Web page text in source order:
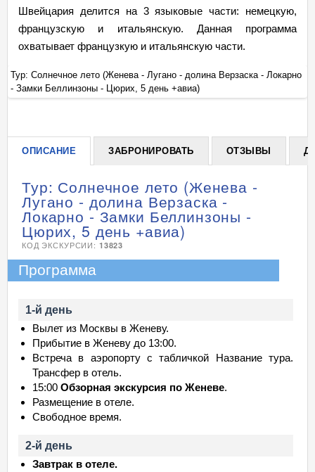
Швейцария делится на 3 языковые части: немецкую,
французскую и итальянскую. Данная программа
охватывает французкую и итальянскую части.
+
Тур: Солнечное лето (Женева - Лугано - долина Верзаска - Локарно
- Замки Беллинзоны - Цюрих, 5 день +авиа)
ОПИСАНИЕ ЗАБРОНИРОВАТЬ ОТЗЫВЫ
Тур: Солнечное лето (Женева -
Лугано - долина Верзаска -
Локарно - Замки Беллинзоны -
Цюрих, 5 день +авиа)
КОД ЭКСКУРСИИ: 13823
Программа
1-й день
Вылет из Москвы в Женеву.
Прибытие в Женеву до 13:00.
Встреча в аэропорту с табличкой Название тура.
Трансфер в отель.
15:00 Обзорная экскурсия по Женеве.
Размещение в отеле.
Свободное время.
2-й день
Завтрак в отеле.